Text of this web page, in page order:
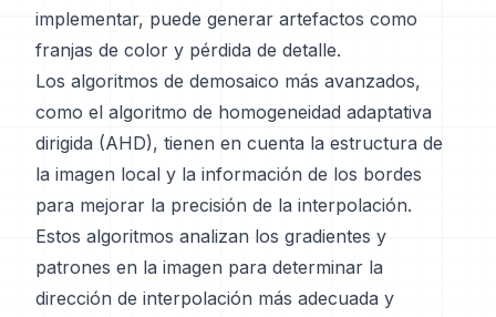
implementar, puede generar artefactos como
franjas de color y pérdida de detalle.
Los algoritmos de demosaico más avanzados,
como el algoritmo de homogeneidad adaptativa
dirigida (AHD), tienen en cuenta la estructura de
la imagen local y la información de los bordes
para mejorar la precisión de la interpolación.
Estos algoritmos analizan los gradientes y
patrones en la imagen para determinar la
dirección de interpolación más adecuada y